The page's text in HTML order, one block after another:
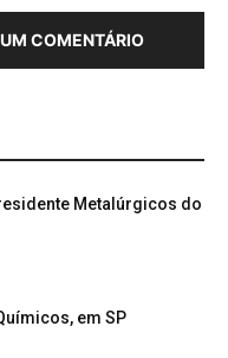
COMENTÁRIO
Metalúrgicos do
em SP